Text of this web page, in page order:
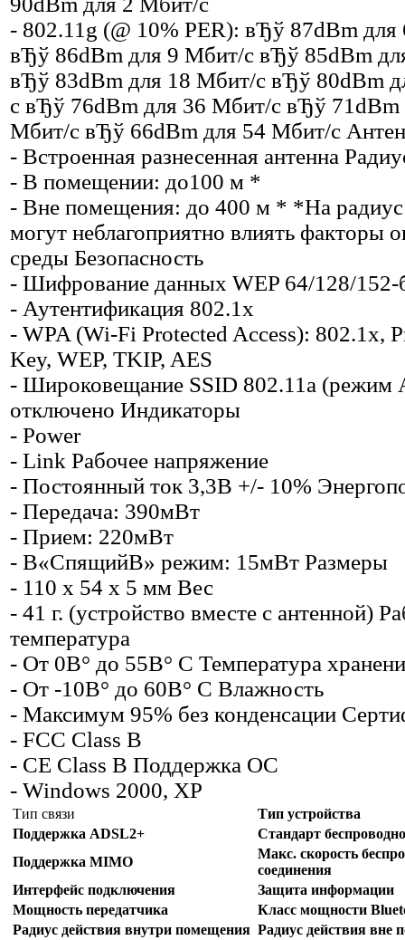
- 802.11g (@ 10% PER): вЂў 87dBm
вЂў 86dBm для 9 Мбит/с вЂў 85dBm
вЂў 83dBm для 18 Мбит/с вЂў 80dBm
с вЂў 76dBm для 36 Мбит/с вЂў 71dBm
Мбит/с вЂў 66dBm для 54 Мбит/с
- Встроенная разнесенная антенна
- В помещении: до100 м *
- Вне помещения: до 400 м * *На радиус
могут неблагоприятно влиять факторы
среды Безопасность
- Шифрование данных WEP 64/128/152-
- Аутентификация 802.1x
- WPA (Wi-Fi Protected Access): 802.1x,
Key, WEP, TKIP, AES
- Широковещание SSID 802.11a (режим
отключено Индикаторы
- Power
- Link Рабочее напряжение
- Постоянный ток 3,3В +/- 10%
- Передача: 390мВт
- Прием: 220мВт
- В«СпящийВ» режим: 15мВт Размеры
- 110 x 54 x 5 мм Вес
- 41 г. (устройство вместе с антенной)
температура
- От 0В° до 55В° C Температура
- От -10В° до 60В° C Влажность
- Максимум 95% без конденсации
- FCC Class B
- CE Class B Поддержка ОС
- Windows 2000, XP
Тип связи
Тип устройства
Поддержка ADSL2+
Стандарт
Поддержка MIMO
Макс. скорость
соединения
Интерфейс подключения
Защита информации
Мощность передатчика
Класс мощности
Радиус действия внутри помещения Радиус действия вне